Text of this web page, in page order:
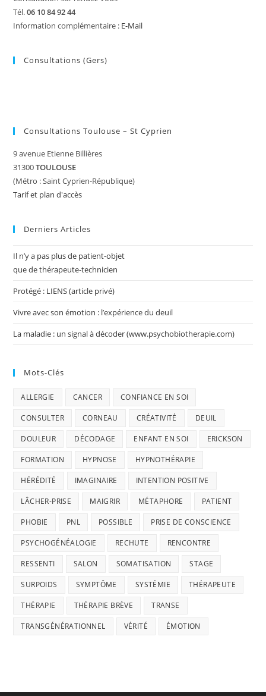
Tél.06 10 84 92 44
Information complémentaire : E-Mail
Consultations (Gers)
Consultations Toulouse – St Cyprien
9 avenue Etienne Billières
31300TOULOUSE
(Métro : Saint Cyprien-République)
Tarif et plan d'accès
Derniers Articles
Il n’y a pas plus de patient-objet
que de thérapeute-technicien
Protégé : LIENS (article privé)
Vivre avec son émotion : l’expérience du deuil
La maladie : un signal à décoder (www.psychobiotherapie.com)
Mots-Clés
ALLERGIE CANCER CONFIANCE EN SOI
CONSULTER CORNEAU CRÉATIVITÉ DEUIL
DOULEUR DÉCODAGE ENFANT EN SOI ERICKSON
FORMATION HYPNOSE HYPNOTHÉRAPIE
HÉRÉDITÉ IMAGINAIRE INTENTION POSITIVE
LÂCHER-PRISE MAIGRIR MÉTAPHORE PATIENT
PHOBIE PNL POSSIBLE PRISE DE CONSCIENCE
PSYCHOGÉNÉALOGIE RECHUTE RENCONTRE
RESSENTI SALON SOMATISATION STAGE
SURPOIDS SYMPTÔME SYSTÉMIE THÉRAPEUTE
THÉRAPIE THÉRAPIE BRÈVE TRANSE
TRANSGÉNÉRATIONNEL VÉRITÉ ÉMOTION